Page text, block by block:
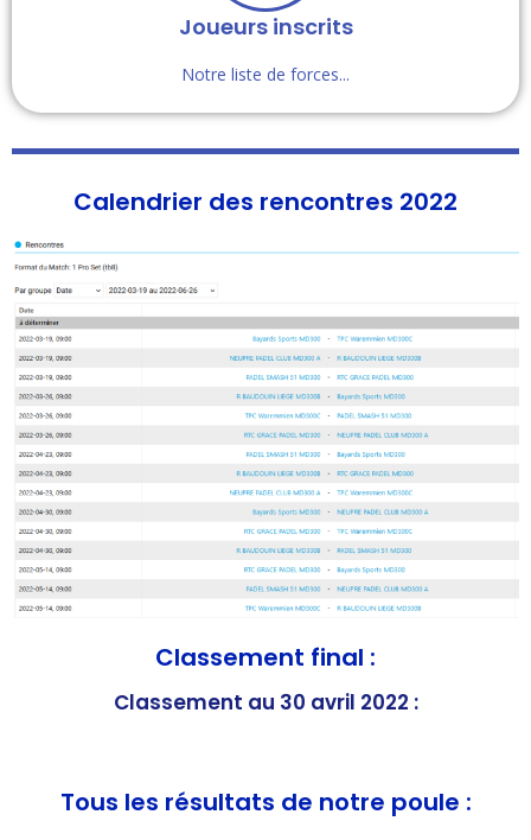
Joueurs inscrits
Notre liste de forces...
Calendrier des rencontres 2022
Classement final :
Classement au 30 avril 2022 :
Tous les résultats de notre poule :